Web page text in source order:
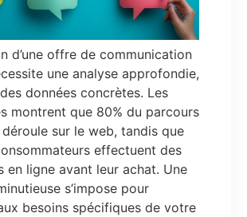
d’une offre de communication
une analyse approfondie,
données concrètes. Les
montrent que 80% du parcours
déroule sur le web, tandis que
effectuent des
en ligne avant leur achat. Une
s’impose pour
besoins spécifiques de votre